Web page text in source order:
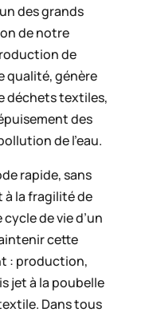
des grands
de notre
de
qualité, génère
déchets textiles,
des
de l’eau.
rapide, sans
la fragilité de
de vie d’un
cette
: production,
jet à la poubelle
Dans tous